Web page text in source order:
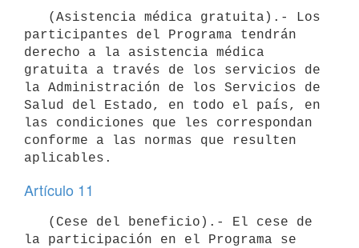
participantes del Programa tendrán
derecho a la asistencia médica
gratuita a través de los servicios de
la Administración de los Servicios de
Salud del Estado, en todo el país, en
las condiciones que les correspondan
conforme a las normas que resulten
Artículo 11
la participación en el Programa se